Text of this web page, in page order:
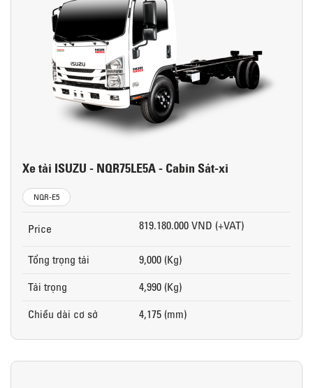
Xe tải ISUZU - NQR75LE5A - Cabin Sát-xi
NQR-E5
Price 819.180.000 VND (+VAT)
Tổng trọng tải
9,000 (Kg)
Tải trọng
4,990 (Kg)
Chiều dài cơ sở
4,175 (mm)